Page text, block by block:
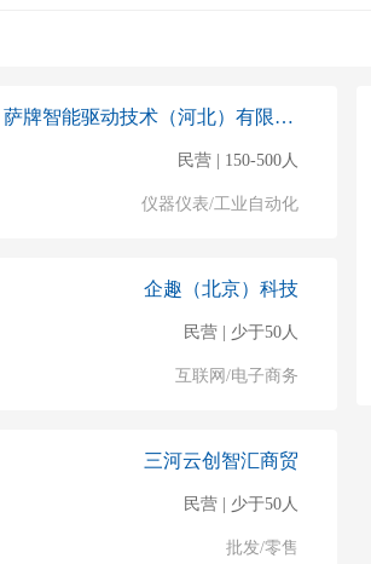
萨牌智能驱动技术（河北）有限公司北京
民营 | 150-500人
仪器仪表/工业自动化
企趣（北京）科技
民营 | 少于50人
互联网/电子商务
三河云创智汇商贸
民营 | 少于50人
批发/零售